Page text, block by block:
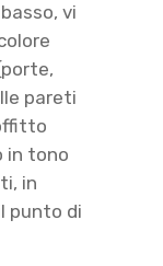
vi
pareti
in tono
in
punto di